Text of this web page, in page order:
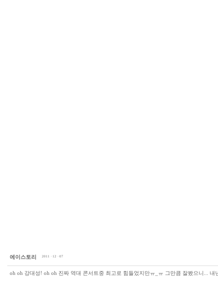
에이스토리 2011 · 12 · 07
oh oh 강대성! oh oh 진짜 역대 콘서트중 최고로 힘들었지만ㅠ_ㅠ 그만큼 잘봤으니... 내